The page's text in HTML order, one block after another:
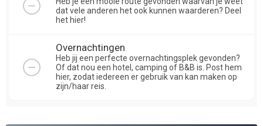
dat vele anderen het ook kunnen waarderen? Deel
het hier!
Overnachtingen
Heb jij een perfecte overnachtingsplek gevonden?
Of dat nou een hotel, camping of B&B is. Post hem
hier, zodat iedereen er gebruik van kan maken op
zijn/haar reis.